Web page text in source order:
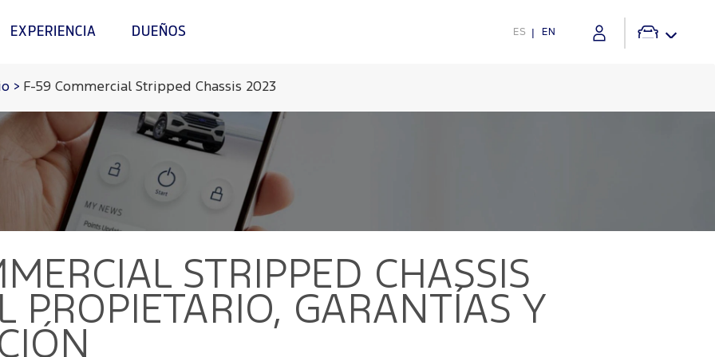
EXPERIENCIA DUEÑOS ES EN
> F-59 Commercial Stripped Chassis 2023
STRIPPED CHASSIS
PROPIETARIO, GARANTÍAS Y